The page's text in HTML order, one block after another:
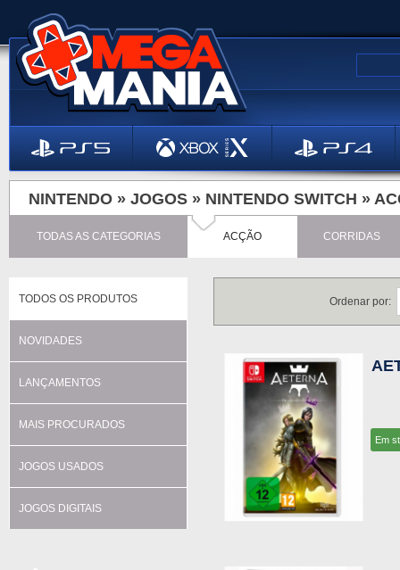
NINTENDO » JOGOS » NINTENDO SWITCH »
TODAS AS CATEGORIAS ACÇÃO CORRIDAS
TODOS OS PRODUTOS
NOVIDADES
LANÇAMENTOS
MAIS PROCURADOS
JOGOS USADOS
JOGOS DIGITAIS
Ordenar por:
Em